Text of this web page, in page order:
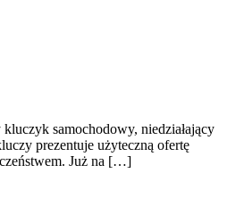
samochodowy, niedziałający
prezentuje użyteczną ofertę
Już na […]